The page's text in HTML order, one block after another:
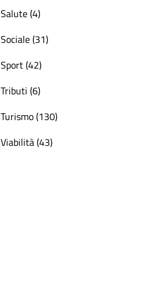
Salute (4)
Sociale (31)
Sport (42)
Tributi (6)
Turismo (130)
Viabilità (43)